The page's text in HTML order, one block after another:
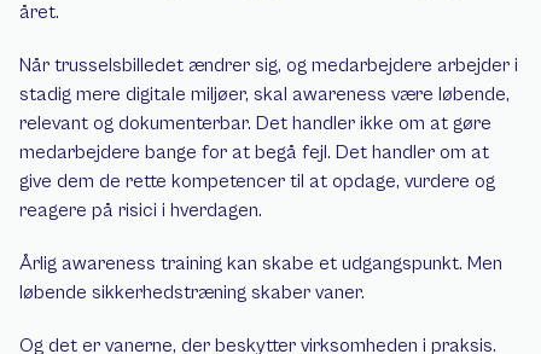
året.
Når trusselsbilledet ændrer sig, og medarbejdere arbejder i
stadig mere digitale miljøer, skal awareness være løbende,
relevant og dokumenterbar. Det handler ikke om at gøre
medarbejdere bange for at begå fejl. Det handler om at
give dem de rette kompetencer til at opdage, vurdere og
reagere på risici i hverdagen.
Årlig awareness training kan skabe et udgangspunkt. Men
løbende sikkerhedstræning skaber vaner.
Og det er vanerne, der beskytter virksomheden i praksis.